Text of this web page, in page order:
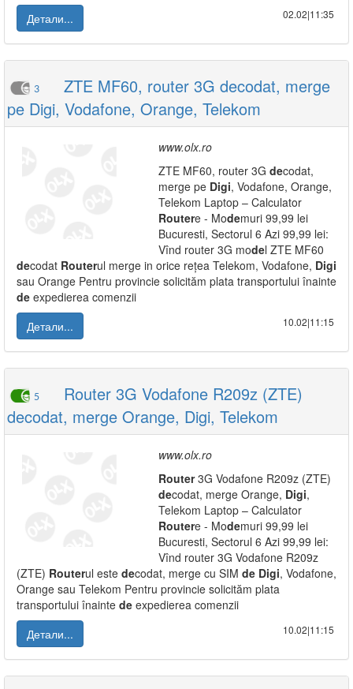
Детали... 02.02|11:35
3
ZTE MF60, router 3G decodat, merge
pe Digi, Vodafone, Orange, Telekom
www.olx.ro
ZTE MF60, router 3G decodat,
merge pe Digi, Vodafone, Orange,
Telekom Laptop – Calculator
Routere - Modemuri 99,99 lei
Bucuresti, Sectorul 6 Azi 99,99 lei:
Vînd router 3G model ZTE MF60
decodat Routerul merge in orice rețea Telekom, Vodafone, Digi
sau Orange Pentru provincie solicităm plata transportului înainte
de expedierea comenzii
Детали...
10.02|11:15
5
Router 3G Vodafone R209z (ZTE)
decodat, merge Orange, Digi, Telekom
www.olx.ro
Router3G Vodafone R209z (ZTE)
decodat, merge Orange, Digi,
Telekom Laptop – Calculator
Routere - Modemuri 99,99 lei
Bucuresti, Sectorul 6 Azi 99,99 lei:
Vînd router 3G Vodafone R209z
(ZTE) Routerul este decodat, merge cu SIM de Digi, Vodafone,
Orange sau Telekom Pentru provincie solicităm plata
transportului înainte de expedierea comenzii
Детали...
10.02|11:15